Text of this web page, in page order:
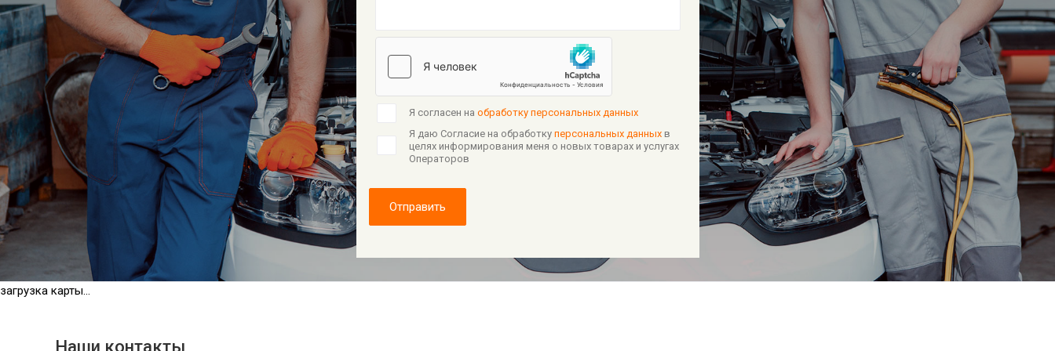
Я согласен на обработку персональных данных
Я даю Согласие на обработку персональных данныхв
целях информирования меня о новых товарах и услугах
Операторов
Отправить
Наши контакты
загрузка карты...